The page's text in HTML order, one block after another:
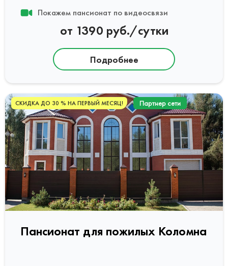
Покажем пансионат по видеосвязи
от 1390 руб./сутки
Подробнее
СКИДКА ДО 30 % НА ПЕРВЫЙ МЕСЯЦ! Партнер сети
Пансионат для пожилых Коломна